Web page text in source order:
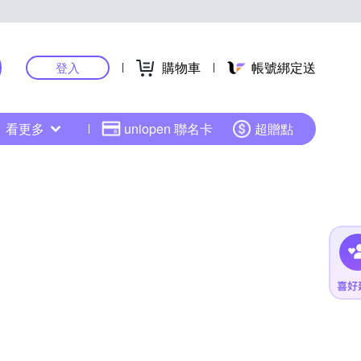
登入 購物車 帳號綁定送
看更多 uniopen 聯名卡 超贈點